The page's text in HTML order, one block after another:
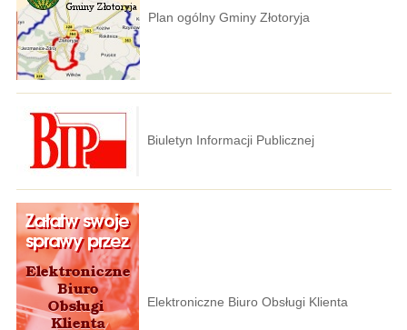
Plan ogólny Gminy Złotoryja
Biuletyn Informacji Publicznej
Elektroniczne Biuro Obsługi Klienta